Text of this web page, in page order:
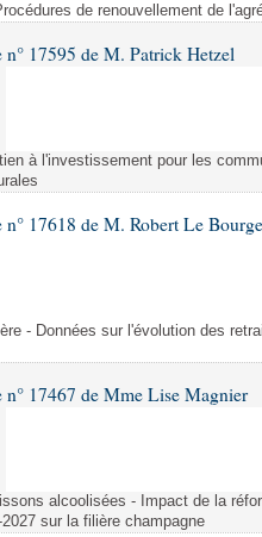
de renouvellement de
n° 17595 de M. Patrick Hetzel
à l'investissement pour les
n° 17618 de M. Robert Le
- Données sur l'évolution des
n° 17467 de Mme Lise Magnier
alcoolisées - Impact de la
sur la filière champagne